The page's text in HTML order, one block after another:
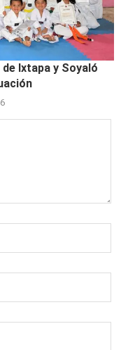
Ixtapa y Soyaló